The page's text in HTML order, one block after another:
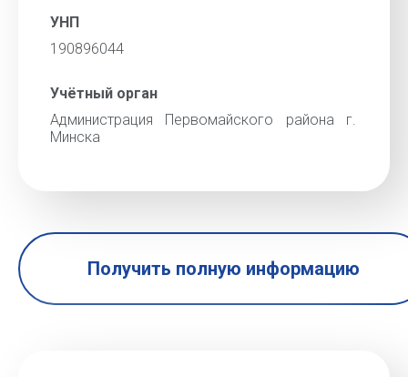
УНП
190896044
Учётный орган
Администрация Первомайского района г.
Минска
Получить полную информацию